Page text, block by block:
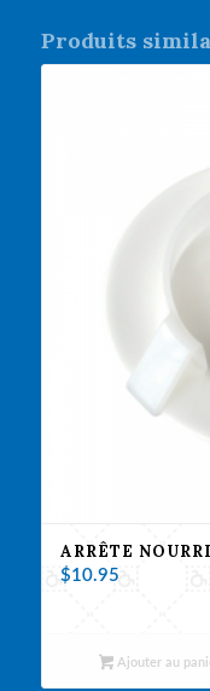
Produits
ARRÊTE
$10.95
Ajouter au